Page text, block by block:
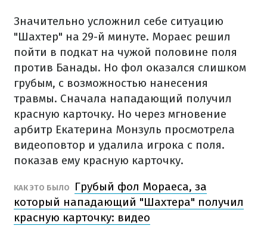
Значительно усложнил себе ситуацию
"Шахтер" на 29-й минуте. Мораес решил
пойти в подкат на чужой половине поля
против Банады. Но фол оказался слишком
грубым, с возможностью нанесения
травмы. Сначала нападающий получил
красную карточку. Но через мгновение
арбитр Екатерина Монзуль просмотрела
видеоповтор и удалила игрока с поля.
показав ему красную карточку.
КАК ЭТО БЫЛО
Грубый фол Мораеса, за
который нападающий "Шахтера" получил
красную карточку: видео